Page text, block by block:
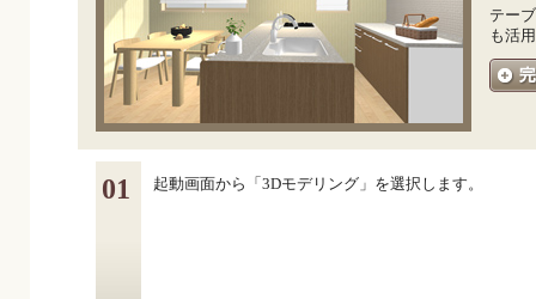
テー
も活
01 起動画面から「3Dモデリング」を選択します。